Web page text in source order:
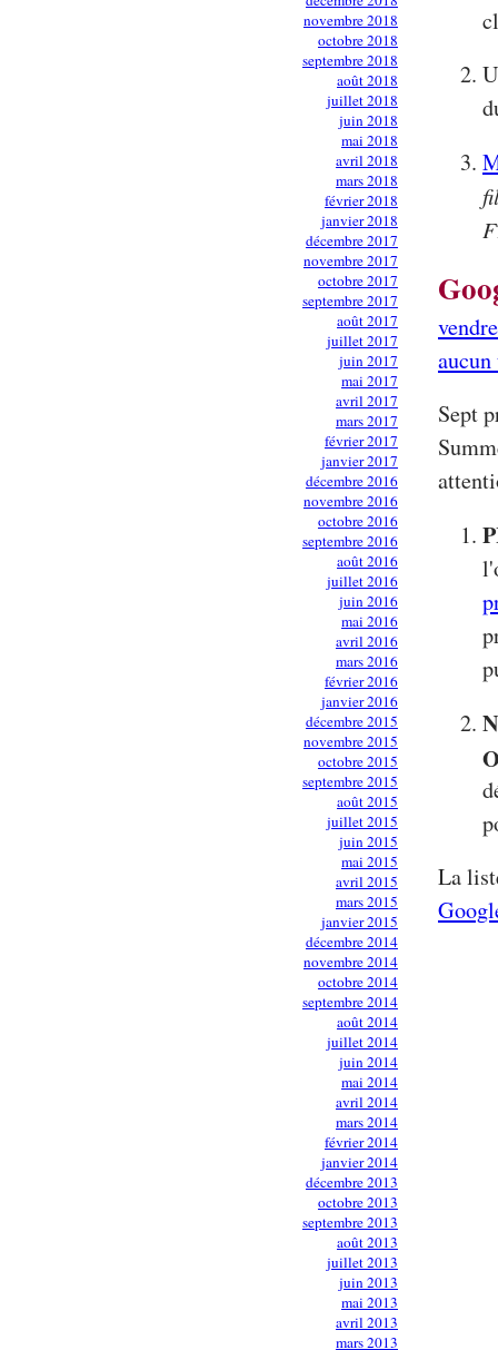
novembre 2018
octobre 2018
septembre 2018
août 2018
juillet 2018
juin 2018
mai 2018
avril 2018
mars 2018
février 2018
janvier 2018
décembre 2017
novembre 2017
octobre 2017
septembre 2017
août 2017
juillet 2017
juin 2017
mai 2017
avril 2017
mars 2017
février 2017
janvier 2017
décembre 2016
novembre 2016
octobre 2016
septembre 2016
août 2016
juillet 2016
juin 2016
mai 2016
avril 2016
mars 2016
février 2016
janvier 2016
décembre 2015
novembre 2015
octobre 2015
septembre 2015
août 2015
juillet 2015
juin 2015
mai 2015
avril 2015
mars 2015
janvier 2015
décembre 2014
novembre 2014
octobre 2014
septembre 2014
août 2014
juillet 2014
juin 2014
mai 2014
avril 2014
mars 2014
février 2014
janvier 2014
décembre 2013
octobre 2013
septembre 2013
août 2013
juillet 2013
juin 2013
mai 2013
avril 2013
mars 2013
Sept
La